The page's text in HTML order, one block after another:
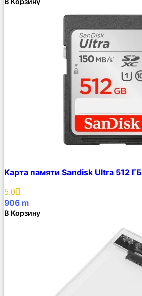
Описание
Избранное
Карта памяти Sandisk Ultra 512 ГБ
5.0
906 m
В Корзину